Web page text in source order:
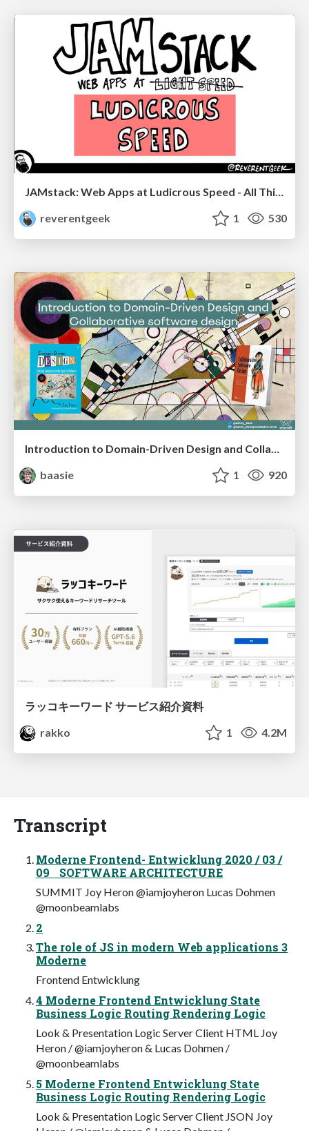
JAMstack: Web Apps at Ludicrous Speed - All Things Open 2022
reverentgeek
1 530
Introduction to Domain-Driven Design and Collaborative software design
baasie
1 920
ラッコキーワード サービス紹介資料
rakko
1 4.2M
Transcript
Moderne Frontend- Entwicklung 2020 / 03 /
09 SOFTWARE ARCHITECTURE
SUMMIT Joy Heron @iamjoyheron Lucas Dohmen
@moonbeamlabs
2
The role of JS in modern Web applications 3
Moderne
Frontend Entwicklung
4 Moderne Frontend Entwicklung State
Business Logic Routing Rendering Logic
Look & Presentation Logic Server Client HTML Joy
Heron / @iamjoyheron & Lucas Dohmen /
@moonbeamlabs
5 Moderne Frontend Entwicklung State
Business Logic Routing Rendering Logic
Look & Presentation Logic Server Client JSON Joy